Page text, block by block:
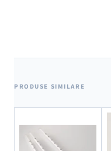
PRODUSE SIMILARE